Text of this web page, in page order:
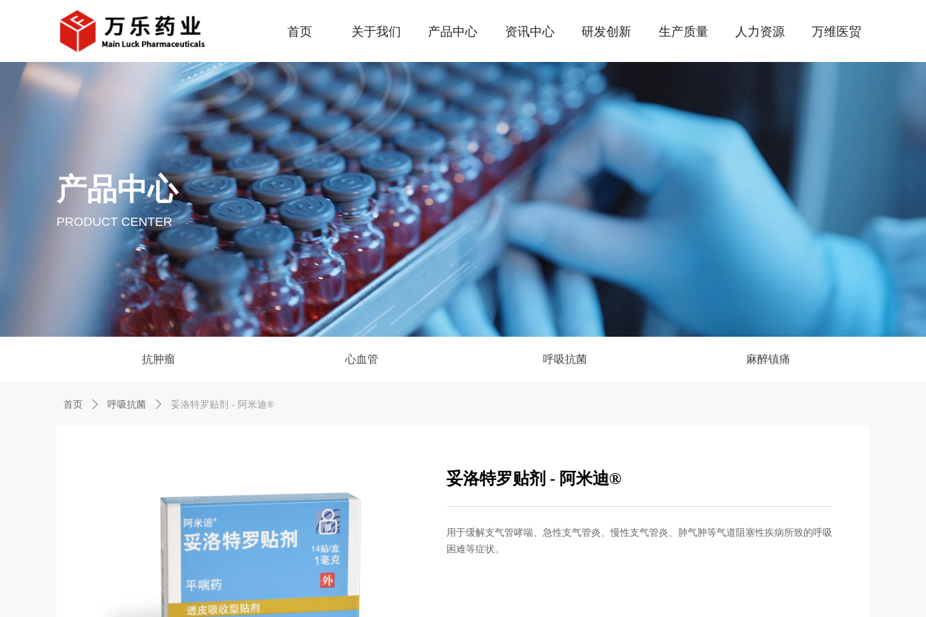
首页 关于我们 产品中心 资讯中心 研发创新 生产质量 人力资源 万维医贸
妥洛特罗贴剂 - 阿米迪®
用于缓解支气管哮喘、急性支气管炎、慢性支气管炎、肺气肿等气道阻塞性疾病所致的呼吸
困难等症状。
首页 ꄲ 呼吸抗菌 ꄲ 妥洛特罗贴剂 - 阿米迪®
产品中心
PRODUCT CENTER
抗肿瘤 心血管 呼吸抗菌 麻醉镇痛